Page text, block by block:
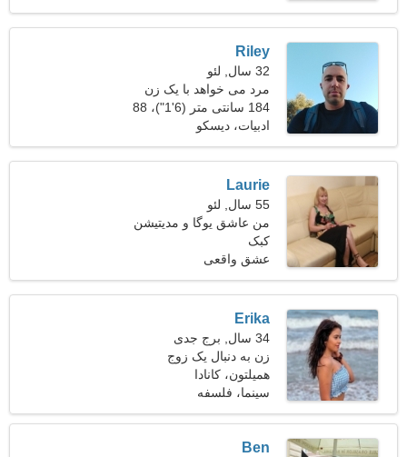
Riley
32 سال, لئو
مرد می خواهد با یک زن
ملاقات کند 23-29
184 سانتی متر (6'1")، 88
کیلوگرم (194 پوند)
ادبیات، دیسکو
Laurie
55 سال, لئو
من عاشق یوگا و مدیتیشن
هستم
کبک
عشق واقعی
Erika
34 سال, برج جدی
زن به دنبال یک زوج
همیلتون، کانادا
سینما، فلسفه
Ben